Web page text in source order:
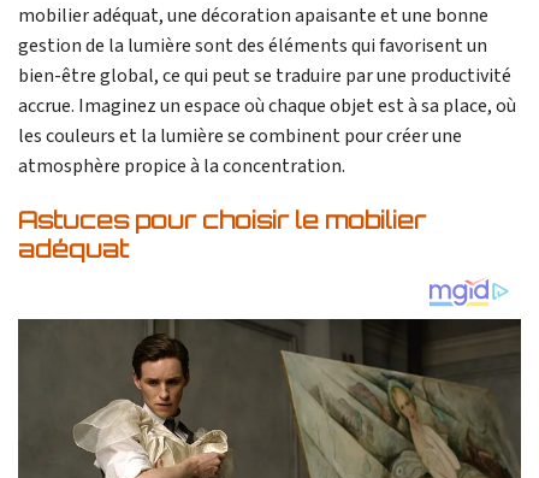
mobilier adéquat, une décoration apaisante et une bonne
gestion de la lumière sont des éléments qui favorisent un
bien-être global, ce qui peut se traduire par une productivité
accrue. Imaginez un espace où chaque objet est à sa place, où
les couleurs et la lumière se combinent pour créer une
atmosphère propice à la concentration.
Astuces pour choisir le mobilier
adéquat